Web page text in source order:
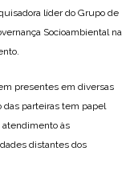
líder do Grupo de
Socioambiental na
presentes em diversas
das parteiras tem papel
às
distantes dos